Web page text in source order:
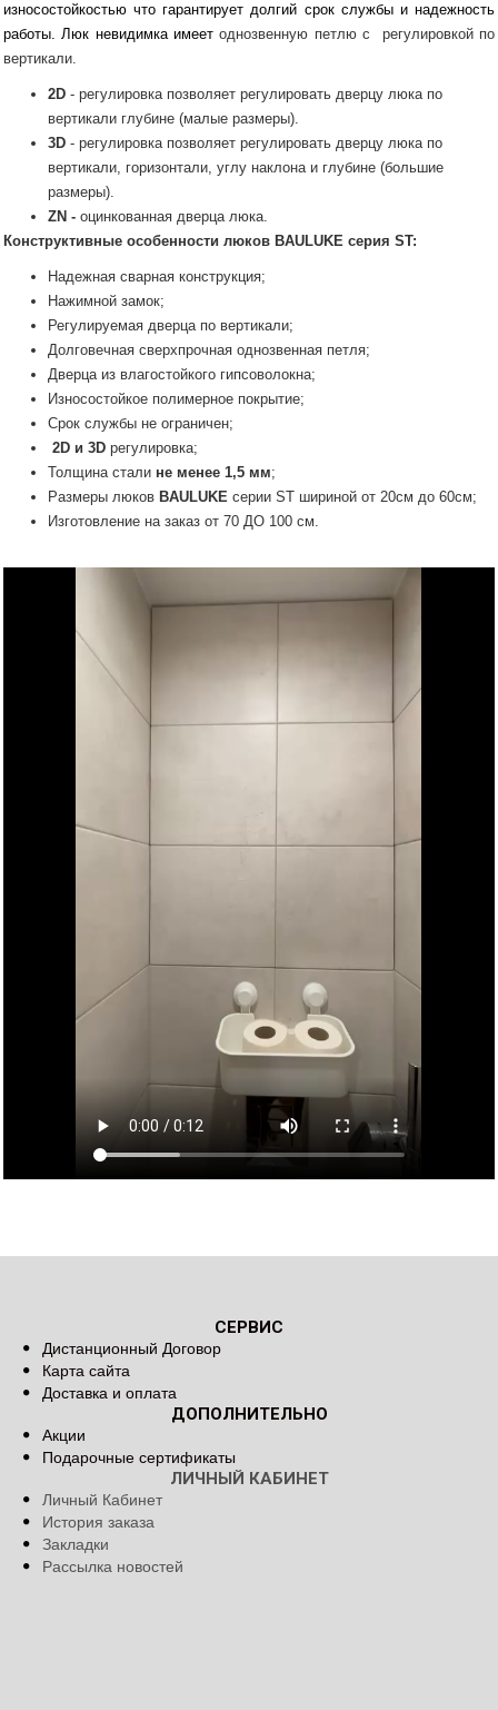
износостойкостью что гарантирует долгий срок службы и надежность
работы. Люк невидимка имеетоднозвенную петлю с регулировкой по
вертикали.
2D - регулировка позволяет регулировать дверцу люка по
вертикали глубине (малые размеры).
3D - регулировка позволяет регулировать дверцу люка по
вертикали, горизонтали, углу наклона и глубине (большие
размеры).
ZN - оцинкованная дверца люка.
Конструктивные особенности люков BAULUKE серия ST:
Надежная сварная конструкция;
Нажимной замок;
Регулируемая дверца по вертикали;
Долговечная сверхпрочная однозвенная петля;
Дверца из влагостойкого гипсоволокна;
Износостойкое полимерное покрытие;
Срок службы не ограничен;
2D и 3D регулировка;
Толщина стали не менее 1,5 мм;
Размеры люков BAULUKE серии SТ шириной от 20см до 60см;
Изготовление на заказ от 70 ДО 100 см.
СЕРВИС
Дистанционный Договор
Карта сайта
Доставка и оплата
ДОПОЛНИТЕЛЬНО
Акции
Подарочные сертификаты
ЛИЧНЫЙ КАБИНЕТ
Личный Кабинет
История заказа
Закладки
Рассылка новостей